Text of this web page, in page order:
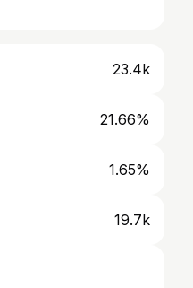
23.4k
21.66%
1.65%
19.7k